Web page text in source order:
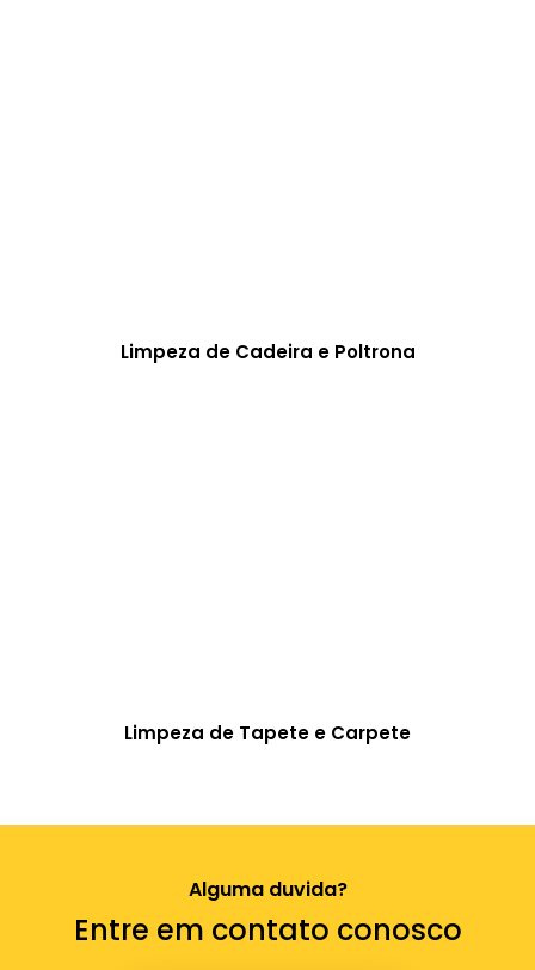
Limpeza de Cadeira e Poltrona
Limpeza de Tapete e Carpete
Alguma duvida?
Entre em contato conosco